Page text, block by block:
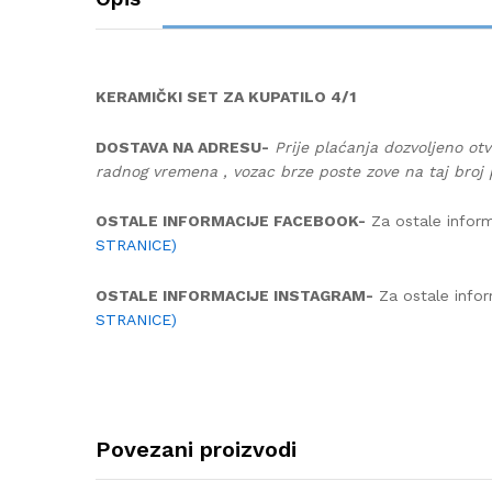
KERAMIČKI SET ZA KUPATILO 4/1
DOSTAVA NA ADRESU- Prije plaćanja dozvoljeno
radnog vremena , vozac brze poste zove na taj
OSTALE INFORMACIJE FACEBOOK- Za ostale
STRANICE)
OSTALE INFORMACIJE INSTAGRAM- Za ostale
STRANICE)
Povezani proizvodi